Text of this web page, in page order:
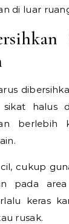
di luar
sikat halus
berlebih
cukup
pada
keras
rusak.